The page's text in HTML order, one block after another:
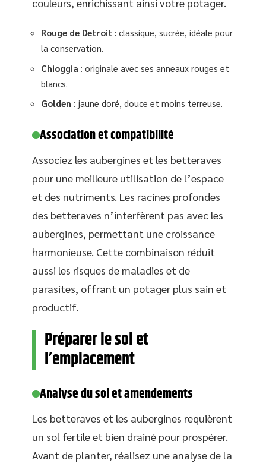
Rouge de Detroit : classique, sucrée, idéale pour
la conservation.
Chioggia : originale avec ses anneaux rouges et
blancs.
Golden : jaune doré, douce et moins terreuse.
Association et compatibilité
Associez les aubergines et les betteraves
pour une meilleure utilisation de l’espace
et des nutriments. Les racines profondes
des betteraves n’interfèrent pas avec les
aubergines, permettant une croissance
harmonieuse. Cette combinaison réduit
aussi les risques de maladies et de
parasites, offrant un potager plus sain et
productif.
Préparer le sol et
l’emplacement
Analyse du sol et amendements
Les betteraves et les aubergines requièrent
un sol fertile et bien drainé pour prospérer.
Avant de planter, réalisez une analyse de la